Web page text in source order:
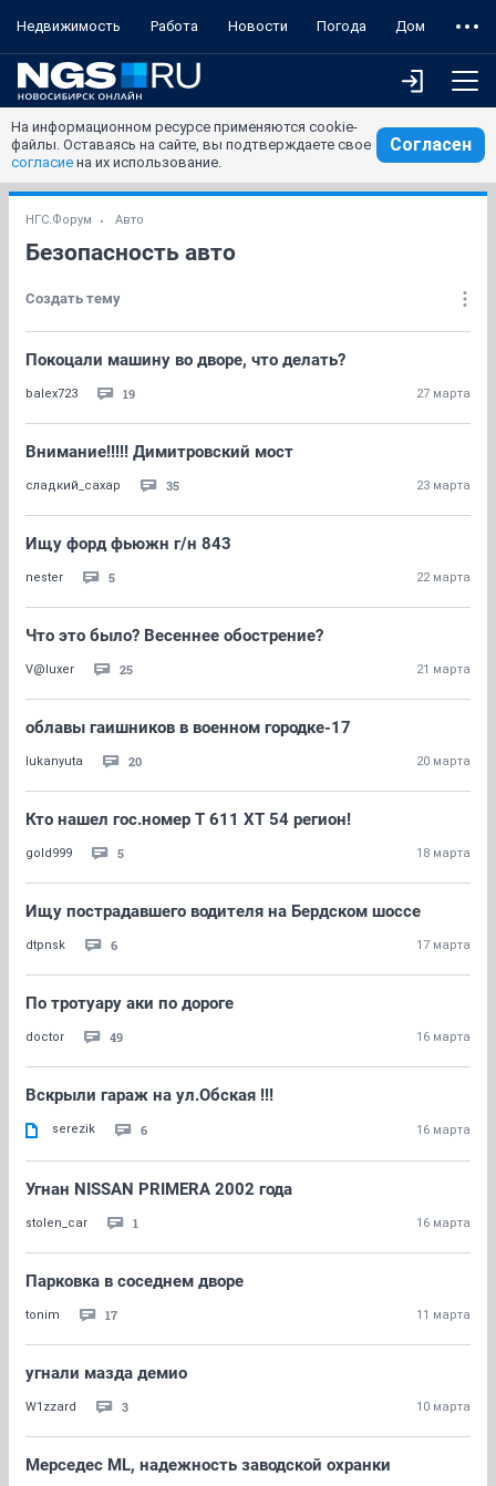
Недвижимость Работа Новости Погода Дом
На информационном ресурсе применяются cookie-
файлы. Оставаясь на сайте, вы подтверждаете свое
согласие на их использование.
Согласен
НГС.Форум Авто
Безопасность авто
Создать тему
Покоцали машину во дворе, что делать?
balex723 19 27 марта
Внимание!!!!! Димитровский мост
сладкий_сахар 35 23 марта
Ищу форд фьюжн г/н 843
nester 5 22 марта
Что это было? Весеннее обострение?
V@luxer 25 21 марта
облавы гаишников в военном городке-17
lukanyuta 20 20 марта
Кто нашел гос.номер Т 611 ХТ 54 регион!
gold999 5 18 марта
Ищу пострадавшего водителя на Бердском шоссе
dtpnsk 6 17 марта
По тротуару аки по дороге
doctor 49 16 марта
Вскрыли гараж на ул.Обская !!!
serezik 6 16 марта
Угнан NISSAN PRIMERA 2002 года
stolen_car 1 16 марта
Парковка в соседнем дворе
tonim 17 11 марта
угнали мазда демио
W1zzard 3 10 марта
Мерседес ML, надежность заводской охранки